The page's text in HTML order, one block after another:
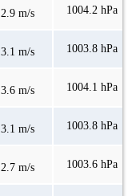
2.9 m/s 1004.2 hPa
3.1 m/s 1003.8 hPa
3.6 m/s 1004.1 hPa
3.1 m/s 1003.8 hPa
2.7 m/s 1003.6 hPa